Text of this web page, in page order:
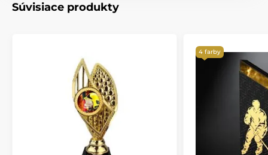
Súvisiace produkty
4 farby